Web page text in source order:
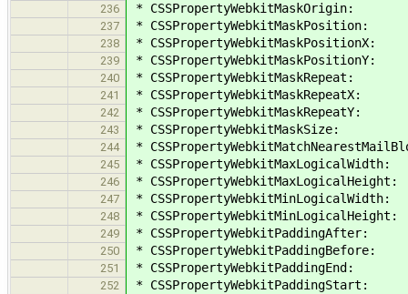
236 * CSSPropertyWebkitMaskOrigin:
237 * CSSPropertyWebkitMaskPosition:
238 * CSSPropertyWebkitMaskPositionX:
239 * CSSPropertyWebkitMaskPositionY:
240 * CSSPropertyWebkitMaskRepeat:
241 * CSSPropertyWebkitMaskRepeatX:
242 * CSSPropertyWebkitMaskRepeatY:
243 * CSSPropertyWebkitMaskSize:
244 *
245 * CSSPropertyWebkitMaxLogicalWidth:
246 * CSSPropertyWebkitMaxLogicalHeight:
247 * CSSPropertyWebkitMinLogicalWidth:
248 * CSSPropertyWebkitMinLogicalHeight:
249 * CSSPropertyWebkitPaddingAfter:
250 * CSSPropertyWebkitPaddingBefore:
251 * CSSPropertyWebkitPaddingEnd:
252 * CSSPropertyWebkitPaddingStart: